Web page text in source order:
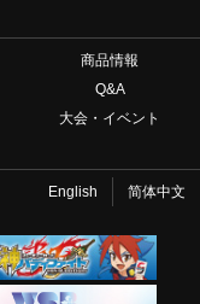
商品情報
Q&A
大会・イベント
English 简体中文